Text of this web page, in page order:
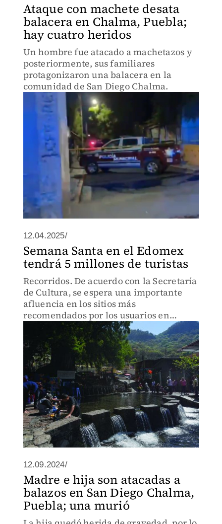
Ataque con machete desata
balacera en Chalma, Puebla;
hay cuatro heridos
Un hombre fue atacado a machetazos y
posteriormente, sus familiares
protagonizaron una balacera en la
comunidad de San Diego Chalma.
12.04.2025/
Semana Santa en el Edomex
tendrá 5 millones de turistas
Recorridos. De acuerdo con la Secretaría
de Cultura, se espera una importante
afluencia en los sitios más
recomendados por los usuarios en
territorio estatal
12.09.2024/
Madre e hija son atacadas a
balazos en San Diego Chalma,
Puebla; una murió